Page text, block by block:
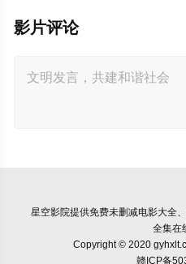
影片评论
星空影院提供免费未删减电影大全
全集在
Copyright © 2020
赣ICP备